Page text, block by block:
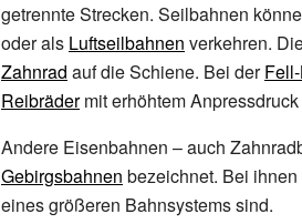
getrennte Strecken. Seilbahnen
oder als Luftseilbahnen verkehren.
Zahnrad auf die Schiene. Bei der
Reibrädermit erhöhtem
Andere Eisenbahnen – auch
Gebirgsbahnen bezeichnet. Bei
eines größeren Bahnsystems sind.